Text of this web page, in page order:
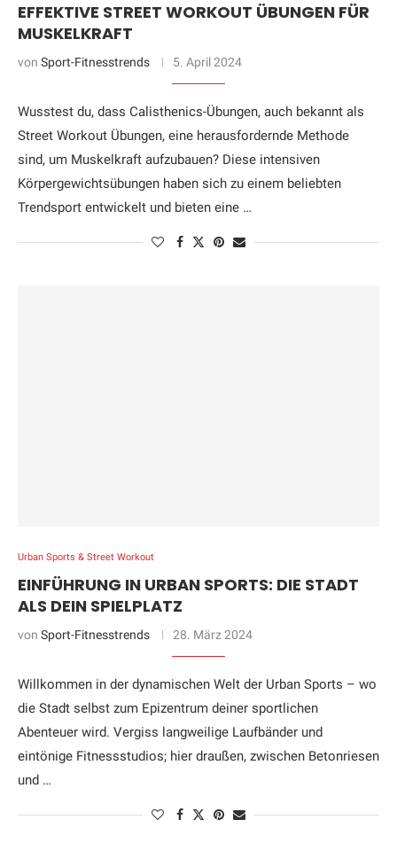
EFFEKTIVE STREET WORKOUT ÜBUNGEN FÜR
MUSKELKRAFT
von Sport-Fitnesstrends 5. April 2024
Wusstest du, dass Calisthenics-Übungen, auch bekannt als
Street Workout Übungen, eine herausfordernde Methode
sind, um Muskelkraft aufzubauen? Diese intensiven
Körpergewichtsübungen haben sich zu einem beliebten
Trendsport entwickelt und bieten eine …
Urban Sports & Street Workout
EINFÜHRUNG IN URBAN SPORTS: DIE STADT
ALS DEIN SPIELPLATZ
von Sport-Fitnesstrends 28. März 2024
Willkommen in der dynamischen Welt der Urban Sports – wo
die Stadt selbst zum Epizentrum deiner sportlichen
Abenteuer wird. Vergiss langweilige Laufbänder und
eintönige Fitnessstudios; hier draußen, zwischen Betonriesen
und …